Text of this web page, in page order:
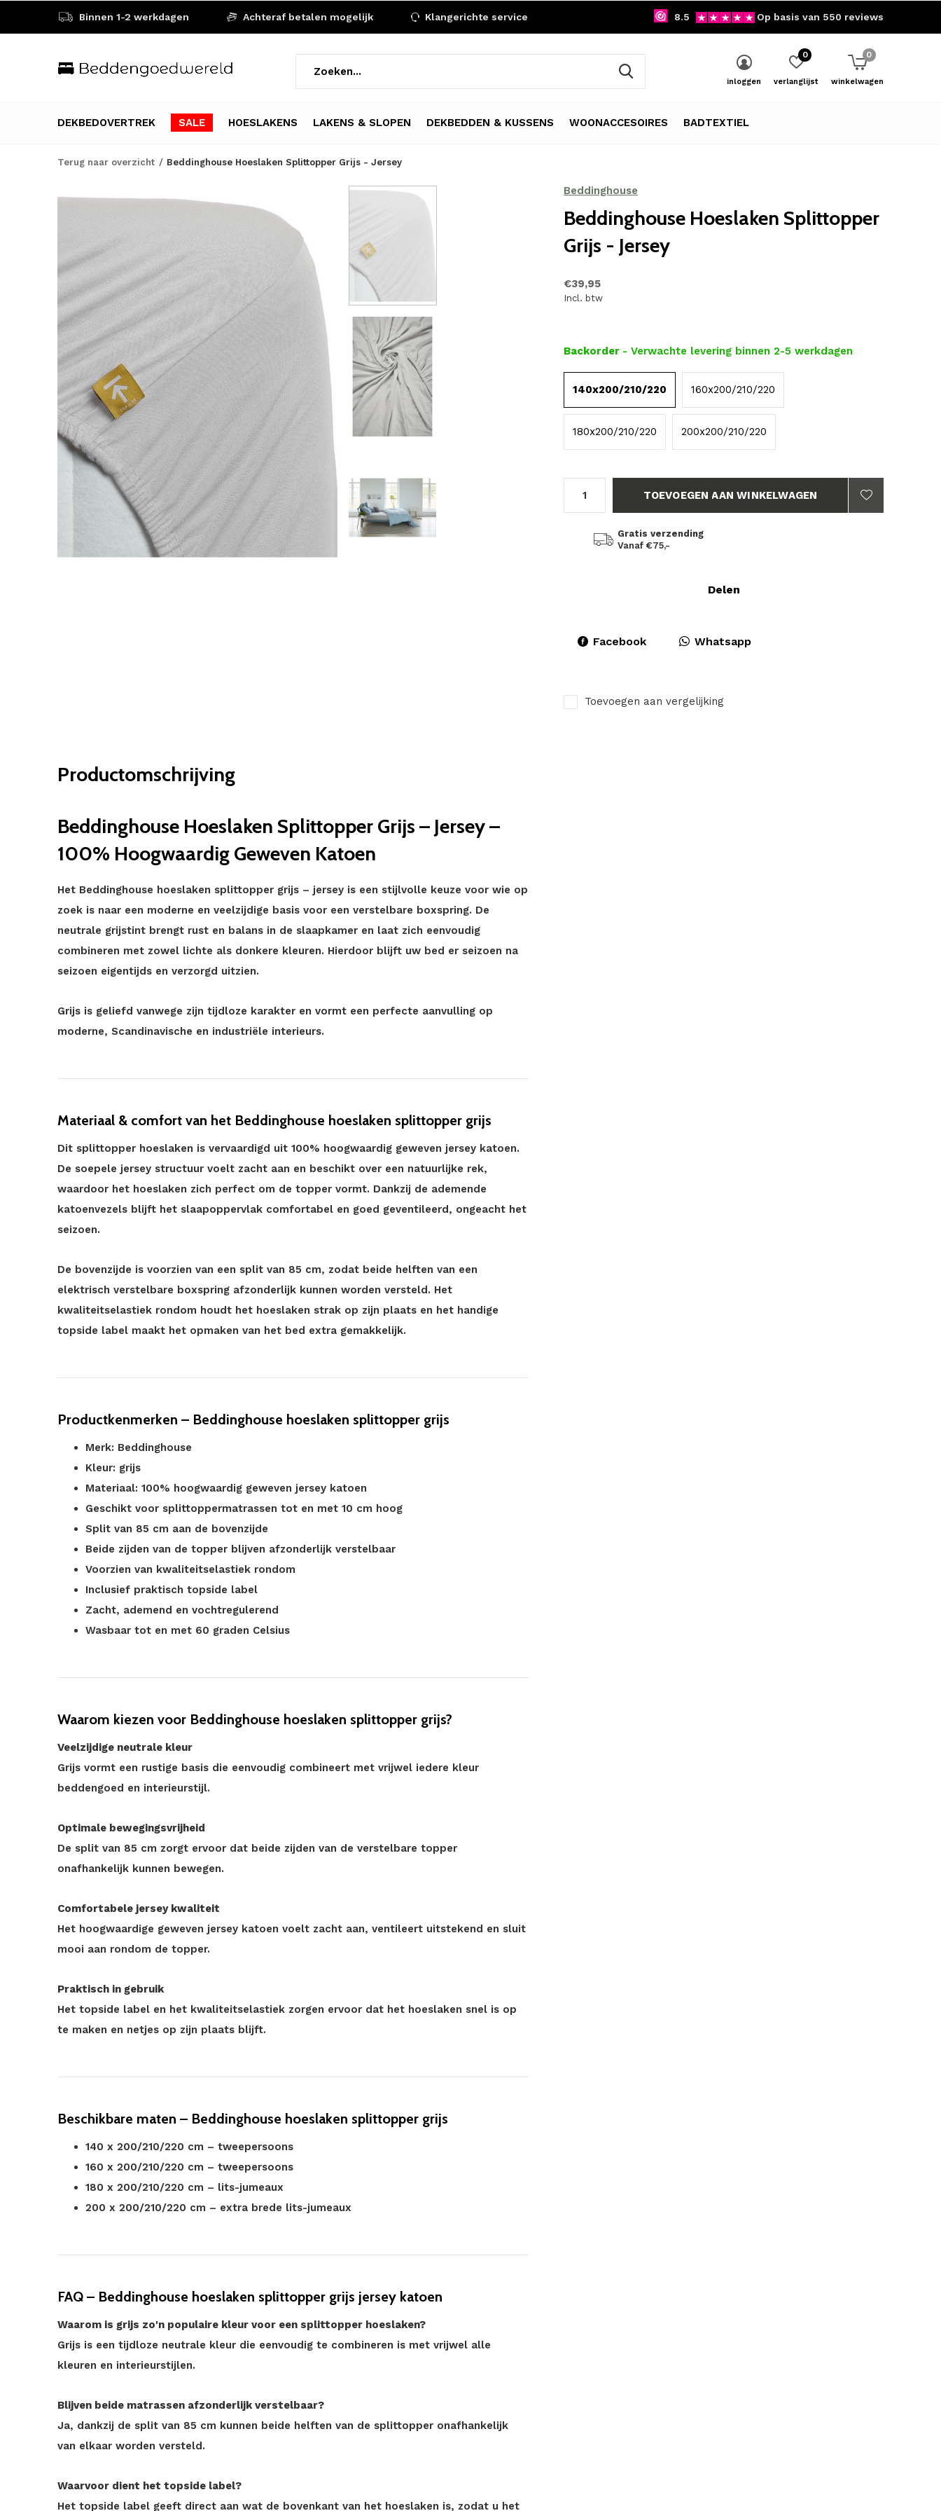
DEKBEDOVERTREK SALE HOESLAKENS LAKENS & SLOPEN DEKBEDDEN & KUSSENS WOONACCESOIRES BADTEXTIEL
inloggen verlanglijst
0
winkelwagen
0
Binnen 1-2 werkdagen Achteraf betalen mogelijk Klangerichte service 8.5 Op basis van 550 reviews
Terug naar overzicht Beddinghouse Hoeslaken Splittopper Grijs - Jersey
Beddinghouse
Beddinghouse Hoeslaken Splittopper
Grijs - Jersey
€39,95
Incl. btw
Backorder - Verwachte levering binnen 2-5 werkdagen
140x200/210/220 160x200/210/220
180x200/210/220 200x200/210/220
TOEVOEGEN AAN WINKELWAGEN
Gratis verzending
Vanaf €75,-
Delen
Facebook Whatsapp
Toevoegen aan vergelijking
Productomschrijving
Beddinghouse Hoeslaken Splittopper Grijs – Jersey –
100% Hoogwaardig Geweven Katoen
Het Beddinghouse hoeslaken splittopper grijs – jersey is een stijlvolle keuze voor wie op
zoek is naar een moderne en veelzijdige basis voor een verstelbare boxspring. De
neutrale grijstint brengt rust en balans in de slaapkamer en laat zich eenvoudig
combineren met zowel lichte als donkere kleuren. Hierdoor blijft uw bed er seizoen na
seizoen eigentijds en verzorgd uitzien.
Grijs is geliefd vanwege zijn tijdloze karakter en vormt een perfecte aanvulling op
moderne, Scandinavische en industriële interieurs.
Materiaal & comfort van het Beddinghouse hoeslaken splittopper grijs
Dit splittopper hoeslaken is vervaardigd uit 100% hoogwaardig geweven jersey katoen.
De soepele jersey structuur voelt zacht aan en beschikt over een natuurlijke rek,
waardoor het hoeslaken zich perfect om de topper vormt. Dankzij de ademende
katoenvezels blijft het slaapoppervlak comfortabel en goed geventileerd, ongeacht het
seizoen.
De bovenzijde is voorzien van een split van 85 cm, zodat beide helften van een
elektrisch verstelbare boxspring afzonderlijk kunnen worden versteld. Het
kwaliteitselastiek rondom houdt het hoeslaken strak op zijn plaats en het handige
topside label maakt het opmaken van het bed extra gemakkelijk.
Productkenmerken – Beddinghouse hoeslaken splittopper grijs
Merk: Beddinghouse
Kleur: grijs
Materiaal: 100% hoogwaardig geweven jersey katoen
Geschikt voor splittoppermatrassen tot en met 10 cm hoog
Split van 85 cm aan de bovenzijde
Beide zijden van de topper blijven afzonderlijk verstelbaar
Voorzien van kwaliteitselastiek rondom
Inclusief praktisch topside label
Zacht, ademend en vochtregulerend
Wasbaar tot en met 60 graden Celsius
Waarom kiezen voor Beddinghouse hoeslaken splittopper grijs?
Veelzijdige neutrale kleur
Grijs vormt een rustige basis die eenvoudig combineert met vrijwel iedere kleur
beddengoed en interieurstijl.
Optimale bewegingsvrijheid
De split van 85 cm zorgt ervoor dat beide zijden van de verstelbare topper
onafhankelijk kunnen bewegen.
Comfortabele jersey kwaliteit
Het hoogwaardige geweven jersey katoen voelt zacht aan, ventileert uitstekend en sluit
mooi aan rondom de topper.
Praktisch in gebruik
Het topside label en het kwaliteitselastiek zorgen ervoor dat het hoeslaken snel is op
te maken en netjes op zijn plaats blijft.
Beschikbare maten – Beddinghouse hoeslaken splittopper grijs
140 x 200/210/220 cm – tweepersoons
160 x 200/210/220 cm – tweepersoons
180 x 200/210/220 cm – lits-jumeaux
200 x 200/210/220 cm – extra brede lits-jumeaux
FAQ – Beddinghouse hoeslaken splittopper grijs jersey katoen
Waarom is grijs zo'n populaire kleur voor een splittopper hoeslaken?
Grijs is een tijdloze neutrale kleur die eenvoudig te combineren is met vrijwel alle
kleuren en interieurstijlen.
Blijven beide matrassen afzonderlijk verstelbaar?
Ja, dankzij de split van 85 cm kunnen beide helften van de splittopper onafhankelijk
van elkaar worden versteld.
Waarvoor dient het topside label?
Het topside label geeft direct aan wat de bovenkant van het hoeslaken is, zodat u het